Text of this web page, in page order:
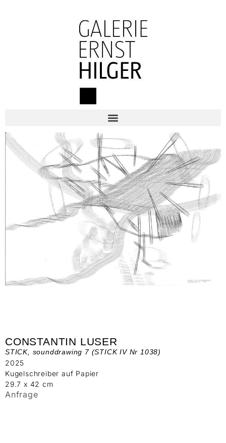
CONSTANTIN LUSER
STICK, sounddrawing 7 (STICK IV Nr 1038)
2025
Kugelschreiber auf Papier
29.7 x 42 cm
Anfrage